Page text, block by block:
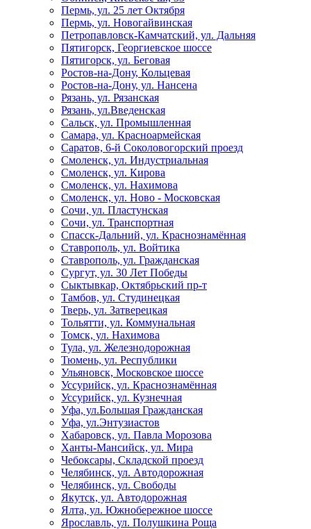
Пермь, ул. 25 лет Октября
Пермь, ул. Новогайвинская
Петропавловск-Камчатский, ул. Дальняя
Пятигорск, Георгиевское шоссе
Пятигорск, ул. Беговая
Ростов-на-Дону, Кольцевая
Ростов-на-Дону, ул. Нансена
Рязань, ул. Рязанская
Рязань, ул.Введенская
Сальск, ул. Промышленная
Самара, ул. Красноармейская
Саратов, 6-й Соколовогорский проезд
Смоленск, ул. Индустриальная
Смоленск, ул. Кирова
Смоленск, ул. Нахимова
Смоленск, ул. Ново - Московская
Сочи, ул. Пластунская
Сочи, ул. Транспортная
Спасск-Дальний, ул. Краснознамённая
Ставрополь, ул. Войтика
Ставрополь, ул. Гражданская
Сургут, ул. 30 Лет Победы
Сыктывкар, Октябрьский пр-т
Тамбов, ул. Студинецкая
Тверь, ул. Затверецкая
Тольятти, ул. Коммунальная
Томск, ул. Нахимова
Тула, ул. Железнодорожная
Тюмень, ул. Республики
Ульяновск, Московское шоссе
Уссурийск, ул. Краснознамённая
Уссурийск, ул. Кузнечная
Уфа, ул.Большая Гражданская
Уфа, ул.Энтузиастов
Хабаровск, ул. Павла Морозова
Ханты-Мансийск, ул. Мира
Чебоксары, Складской проезд
Челябинск, ул. Автодорожная
Челябинск, ул. Свободы
Якутск, ул. Автодорожная
Ялта, ул. Южнобережное шоссе
Ярославль, ул. Полушкина Роща